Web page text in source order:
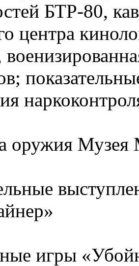
БТР-80,
центра
оружия
игры